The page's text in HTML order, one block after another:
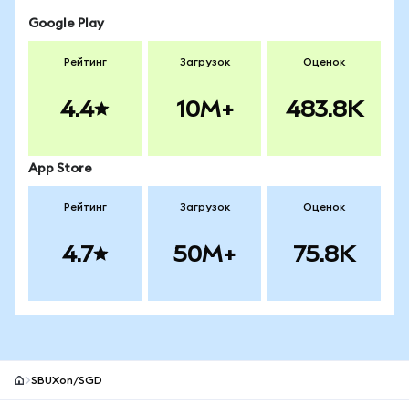
Google Play
Рейтинг
4.4
Загрузок
10M+
Оценок
483.8K
App Store
Рейтинг
4.7
Загрузок
50M+
Оценок
75.8K
SBUXon/SGD